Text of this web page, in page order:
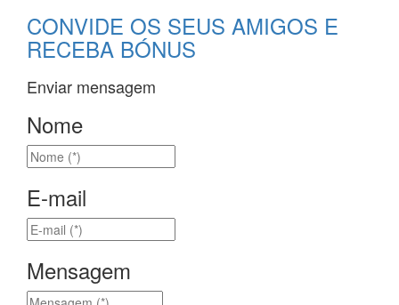
CONVIDE OS SEUS AMIGOS E
RECEBA BÓNUS
Enviar mensagem
Nome
E-mail
Mensagem